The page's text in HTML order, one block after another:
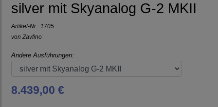
silver mit Skyanalog G-2 MKII
Artikel-Nr.: 1705
von Zavfino
Andere Ausführungen:
8.439,00 €